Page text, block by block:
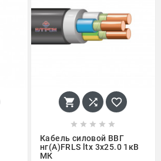
  
    
Кабель силовой ВВГ
нг(А)FRLS ltx 3х25.0 1кВ
МК